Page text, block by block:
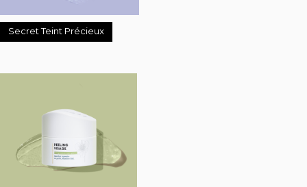
Secret Teint Précieux